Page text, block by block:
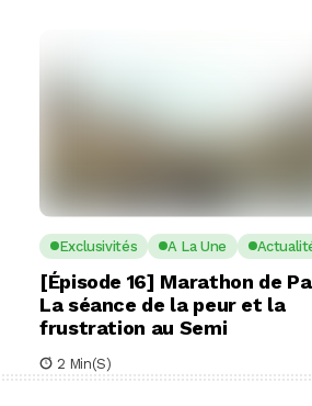
Exclusivités A La Une
[Épisode 16] Marathon de
La séance de la peur et la
frustration au Semi
2 Min(s)